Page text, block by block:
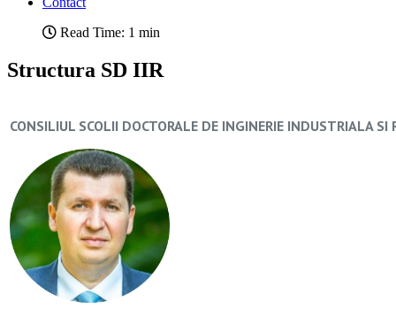
Read Time: 1 min
Structura SD IIR
CONSILIUL SCOLII DOCTORALE DE INGINERIE INDUSTRIALA SI